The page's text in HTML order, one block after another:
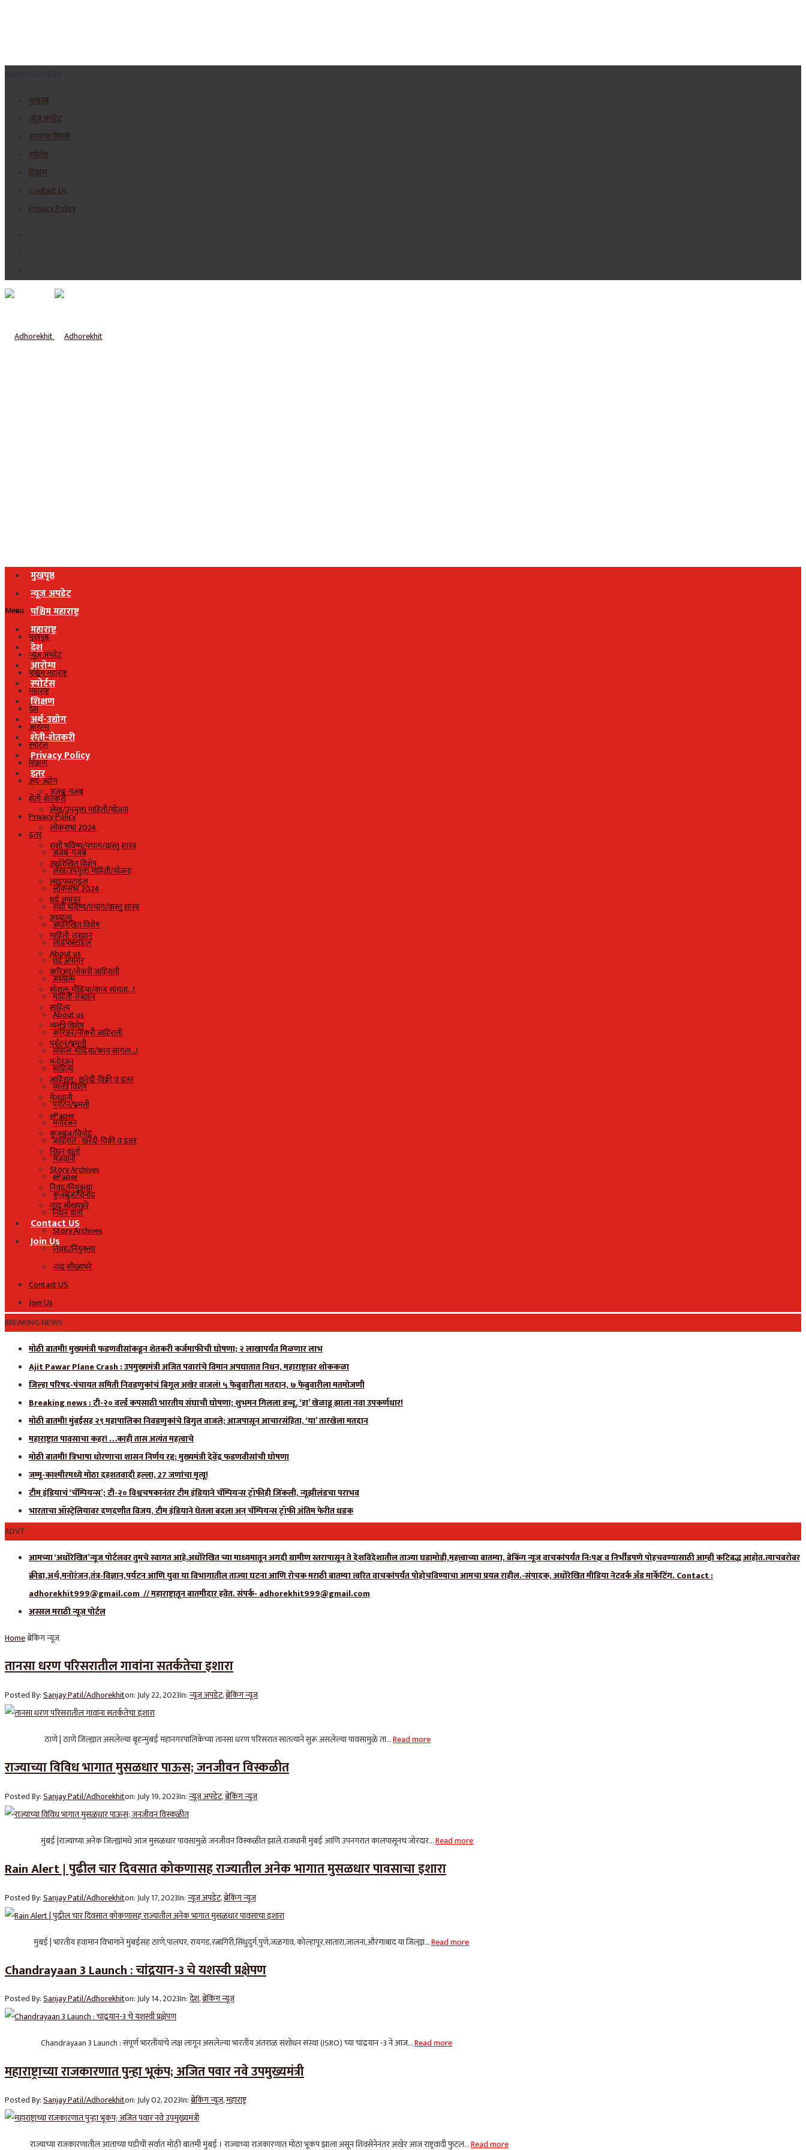
मुखपृष्ठ
न्यूज अपडेट
आमच्या विषयी
स्पोर्ट्स
शिक्षण
Contact Us
Privacy Policy
मुखपृष्ठ
न्यूज अपडेट
पश्चिम महाराष्ट्र
महाराष्ट्र
देश
आरोग्य
स्पोर्ट्स
शिक्षण
अर्थ-उद्योग
शेती-शेतकरी
Privacy Policy
इतर
अजब-गजब
लेख/उपयुक्त माहिती/योजना
लोकसभा 2024
राशी भविष्य/पंचांग/वास्तु शास्त्र
अधोरेखित विशेष
लाइफस्टाइल
थर्ड अंपायर
अध्यात्म
माहिती-तंत्रज्ञान
About us
करिअर/नोकरी जाहिराती
सोशल-मीडिया/काय सांगता…!
साहित्य
व्यक्ती विशेष
पर्यटन/भ्रमंती
मनोरंजन
जाहिरात : खरेदी-विक्री व इतर
मेजवानी
ePaper
कुजबुज/विनोद
निधन वार्ता
Story Archives
निवड/नियुक्त्या
नांदा सौख्यभरे
Contact US
Join Us
Menu
मुखपृष्ठ
न्यूज अपडेट
पश्चिम महाराष्ट्र
महाराष्ट्र
देश
आरोग्य
स्पोर्ट्स
शिक्षण
अर्थ-उद्योग
शेती-शेतकरी
Privacy Policy
इतर
अजब-गजब
लेख/उपयुक्त माहिती/योजना
लोकसभा 2024
राशी भविष्य/पंचांग/वास्तु शास्त्र
अधोरेखित विशेष
लाइफस्टाइल
थर्ड अंपायर
अध्यात्म
माहिती-तंत्रज्ञान
About us
करिअर/नोकरी जाहिराती
सोशल-मीडिया/काय सांगता…!
साहित्य
व्यक्ती विशेष
पर्यटन/भ्रमंती
मनोरंजन
जाहिरात : खरेदी-विक्री व इतर
मेजवानी
ePaper
कुजबुज/विनोद
निधन वार्ता
Story Archives
निवड/नियुक्त्या
नांदा सौख्यभरे
Contact US
Join Us
BREAKING NEWS
मोठी बातमी! मुख्यमंत्री फडणवीसांकडून शेतकरी कर्जमाफीची घोषणा; २ लाखापर्यंत मिळणार लाभ
Ajit Pawar Plane Crash : उपमुख्यमंत्री अजित पवारांचे विमान अपघातात निधन, महाराष्ट्रावर शोककळा
जिल्हा परिषद-पंचायत समिती निवडणुकांचं बिगूल अखेर वाजलं! ५ फेब्रुवारीला मतदान, ७ फेब्रुवारीला मतमोजणी
Breaking news : टी-२० वर्ल्ड कपसाठी भारतीय संघाची घोषणा; शुभमन गिलला डच्चू, ‘हा’ खेळाडू झाला नवा उपकर्णधार!
मोठी बातमी! मुंबईसह २९ महापालिका निवडणुकांचे बिगुल वाजले; आजपासून आचारसंहिता, ‘या’ तारखेला मतदान
महाराष्ट्रात पावसाचा कहर! …काही तास अत्यंत महत्वाचे
मोठी बातमी! त्रिभाषा धोरणाचा शासन निर्णय रद्द; मुख्यमंत्री देवेंद्र फडणवीसांची घोषणा
जम्मू-काश्मीरमध्ये मोठा दहशतवादी हल्ला, 27 जणांचा मृत्यू!
टीम इंडियाचं ‘चॅम्पियन्स’; टी-२० विश्वचषकानंतर टीम इंडियाने चॅम्पियन्स ट्रॉफीही जिंकली, न्यूझीलंडचा पराभव
भारताचा ऑस्ट्रेलियावर दणदणीत विजय, टीम इंडियाने घेतला बदला अन् चॅम्पियन्स ट्रॉफी अंतिम फेरीत धडक
ADVT
आमच्या ‘अधोरेखित’न्यूज पोर्टलवर तुमचे स्वागत आहे.अधोरेखित च्या माध्यमातून अगदी ग्रामीण स्तरापासून ते देशविदेशातील ताज्या घडामोडी,महत्त्वाच्या बातम्या, ब्रेकिंग न्यूज वाचकांपर्यंत नि:पक्ष व निर्भीडपणे पोहचवण्यासाठी आम्ही कटिबद्ध आहोत.त्याचबरोबर
क्रीडा,अर्थ,मनोरंजन,तंत्र-विज्ञान,पर्यटन आणि युवा या विभागातील ताज्या घटना आणि रोचक मराठी बातम्या त्वरित वाचकांपर्यंत पोहोचविण्याचा आमचा प्रयत्न राहील.-संपादक, अधोरेखित मीडिया नेटवर्क अँड मार्केटिंग. Contact :
adhorekhit999@gmail.com // महाराष्ट्रातून बातमीदार हवेत. संपर्क- adhorekhit999@gmail.com
अस्सल मराठी न्यूज पोर्टल
Homeब्रेकिंग न्यूज
तानसा धरण परिसरातील गावांना सतर्कतेचा इशारा
Posted By:Sanjay Patil/Adhorekhiton:July 22, 2023In:न्यूज अपडेट,ब्रेकिंग न्यूज
ठाणे | ठाणे जिल्ह्यात असलेल्या बृहन्मुंबई महानगरपालिकेच्या तानसा धरण परिसरात सातत्याने सुरू असलेल्या पावसामुळे ता...Read more
राज्याच्या विविध भागात मुसळधार पाऊस; जनजीवन विस्कळीत
Posted By:Sanjay Patil/Adhorekhiton:July 19, 2023In:न्यूज अपडेट,ब्रेकिंग न्यूज
मुंबई |राज्याच्या अनेक जिल्ह्यांमधे आज मुसळधार पावसामुळे जनजीवन विस्कळीत झाले.राजधानी मुंबई आणि उपनगरात कालपासूनच जोरदार...Read more
Rain Alert | पुढील चार दिवसात कोकणासह राज्यातील अनेक भागात मुसळधार पावसाचा इशारा
Posted By:Sanjay Patil/Adhorekhiton: July 17, 2023In:न्यूज अपडेट,ब्रेकिंग न्यूज
मुंबई | भारतीय हवामान विभागाने मुंबईसह ठाणे,पालघर, रायगड,रत्नागिरी,सिंधुदुर्ग,पुणे,जळगाव, कोल्हापूर,सातारा,जालना,औरंगाबाद या जिल्ह्यां...Read more
Chandrayaan 3 Launch : चांद्रयान-3 चे यशस्वी प्रक्षेपण
Posted By:Sanjay Patil/Adhorekhiton:July 14, 2023In:देश,ब्रेकिंग न्यूज
Chandrayaan 3 Launch : संपूर्ण भारतीयांचे लक्ष लागून असलेल्या भारतीय अंतराळ संशोधन संस्था (ISRO) च्या चांद्रयान -3 ने आज...Read more
महाराष्ट्राच्या राजकारणात पुन्हा भूकंप; अजित पवार नवे उपमुख्यमंत्री
Posted By:Sanjay Patil/Adhorekhiton:July 02, 2023In:ब्रेकिंग न्यूज,महाराष्ट्र
राज्याच्या राजकारणातील आताच्या घडीची सर्वात मोठी बातमी मुंबई । राज्याच्या राजकारणात मोठा भूकंप झाला असून शिवसेनेनंतर अखेर आज राष्ट्रवादी फुटल...Read more